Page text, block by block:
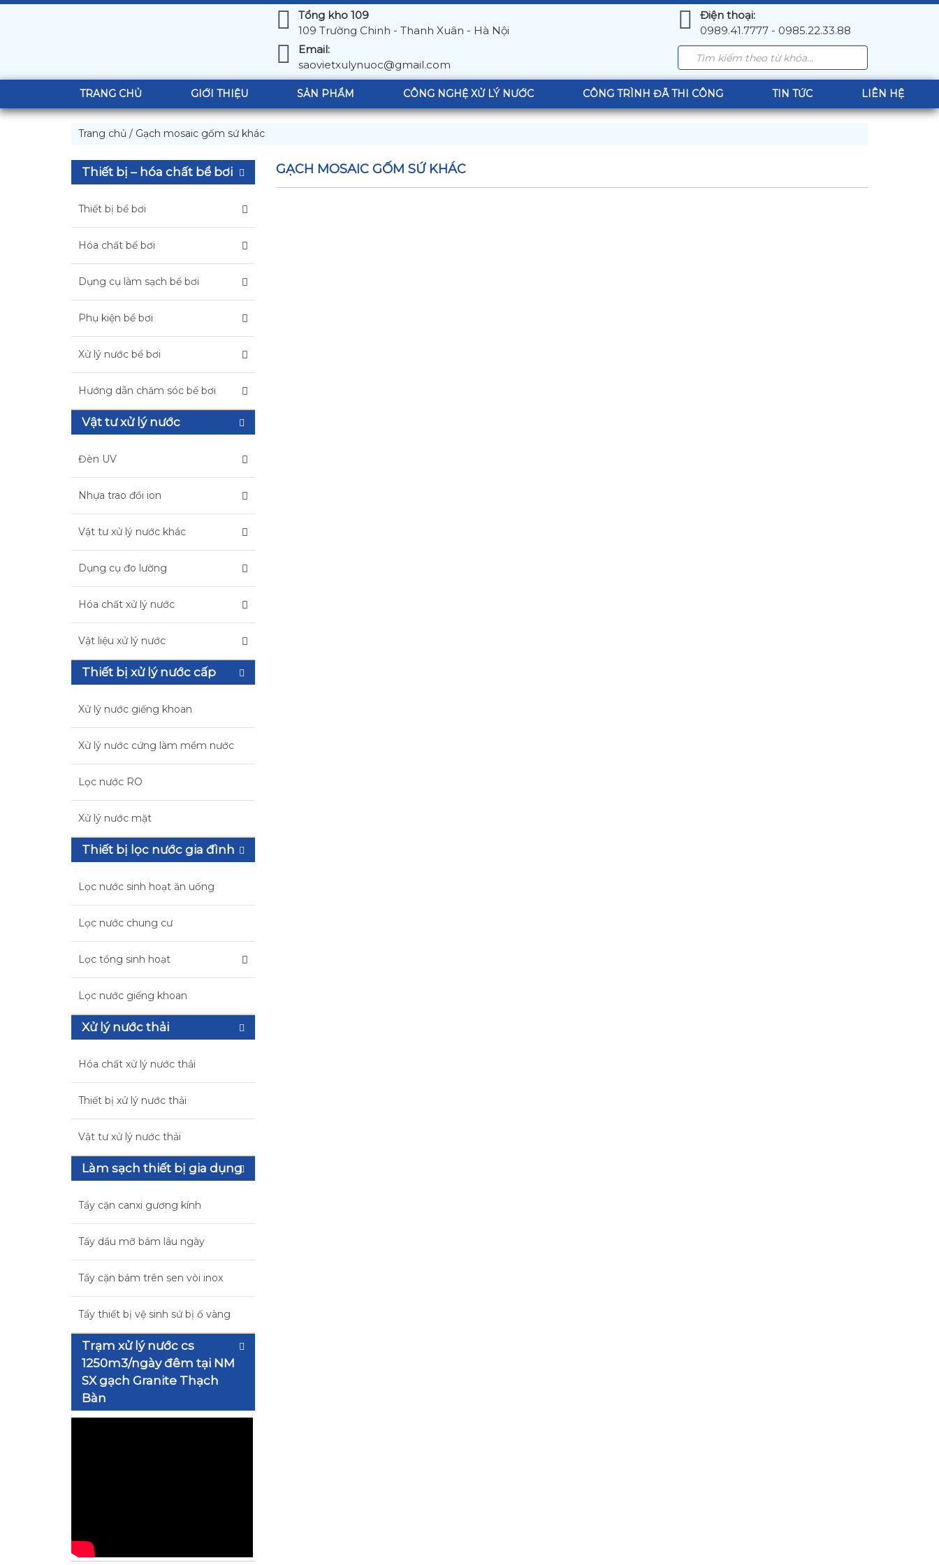
Tổng kho 109
109 Trường Chinh - Thanh Xuân - Hà Nội
Email:
saovietxulynuoc@gmail.com
Điện thoại:
0989.41.7777 - 0985.22.33.88
TRANG CHỦ GIỚI THIỆU SẢN PHẨM CÔNG NGHỆ XỬ LÝ NƯỚC CÔNG TRÌNH ĐÃ THI CÔNG TIN TỨC LIÊN HỆ
Trang chủ / Gạch mosaic gốm sứ khác
Thiết bị – hóa chất bể bơi
Thiết bị bể bơi
Hóa chất bể bơi
Dụng cụ làm sạch bể bơi
Phụ kiện bể bơi
Xử lý nước bể bơi
Hướng dẫn chăm sóc bể bơi
Vật tư xử lý nước
Đèn UV
Nhựa trao đổi ion
Vật tư xử lý nước khác
Dụng cụ đo lường
Hóa chất xử lý nước
Vật liệu xử lý nước
Thiết bị xử lý nước cấp
Xử lý nước giếng khoan
Xử lý nước cứng làm mềm nước
Lọc nước RO
Xử lý nước mặt
Thiết bị lọc nước gia đình
Lọc nước sinh hoạt ăn uống
Lọc nước chung cư
Lọc tổng sinh hoạt
Lọc nước giếng khoan
Xử lý nước thải
Hóa chất xử lý nước thải
Thiết bị xử lý nước thải
Vật tư xử lý nước thải
Làm sạch thiết bị gia dụng
Tẩy cặn canxi gương kính
Tẩy dầu mỡ bám lâu ngày
Tẩy cặn bám trên sen vòi inox
Tẩy thiết bị vệ sinh sứ bị ố vàng
Trạm xử lý nước cs
1250m3/ngày đêm tại NM
SX gạch Granite Thạch
Bàn
GẠCH MOSAIC GỐM SỨ KHÁC